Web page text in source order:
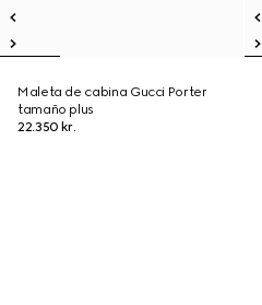
Maleta de cabina Gucci Porter
tamaño plus
22.350 kr.